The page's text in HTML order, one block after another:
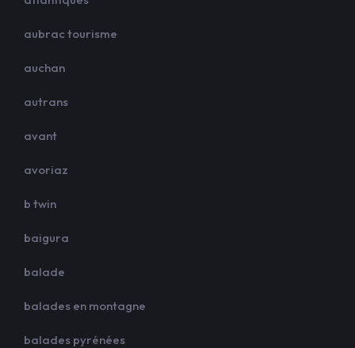
aubrac tourisme
auchan
autrans
avant
avoriaz
b twin
baigura
balade
balades en montagne
balades pyrénées